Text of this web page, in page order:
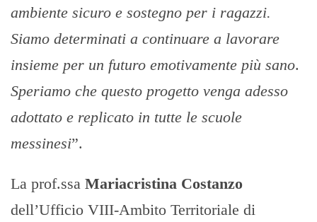
ambiente sicuro e sostegno per i ragazzi.
Siamo determinati a continuare a lavorare
insieme per un futuro emotivamente più sano.
Speriamo che questo progetto venga adesso
adottato e replicato in tutte le scuole
messinesi”.
La prof.ssa Mariacristina Costanzo
dell’Ufficio VIII-Ambito Territoriale di